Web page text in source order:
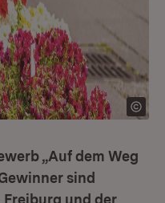
„Auf dem Weg
sind
und der